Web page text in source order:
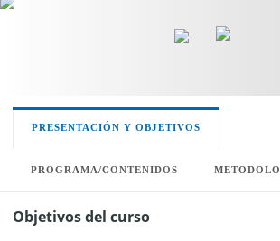
PRESENTACIÓN Y OBJETIVOS
PROGRAMA/CONTENIDOS
Objetivos del curso